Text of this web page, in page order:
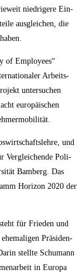
nied­ri­ge­re Ein­
aus­glei­chen, die
of Employees“
Arbeits­
unter­su­chen
euro­päi­schen
und
Ver­glei­chen­de Poli­
Bam­berg. Das
Hori­zon 2020 der
für Frie­den und
Prä­si­den­
stell­te Schu­mann
in Euro­pa